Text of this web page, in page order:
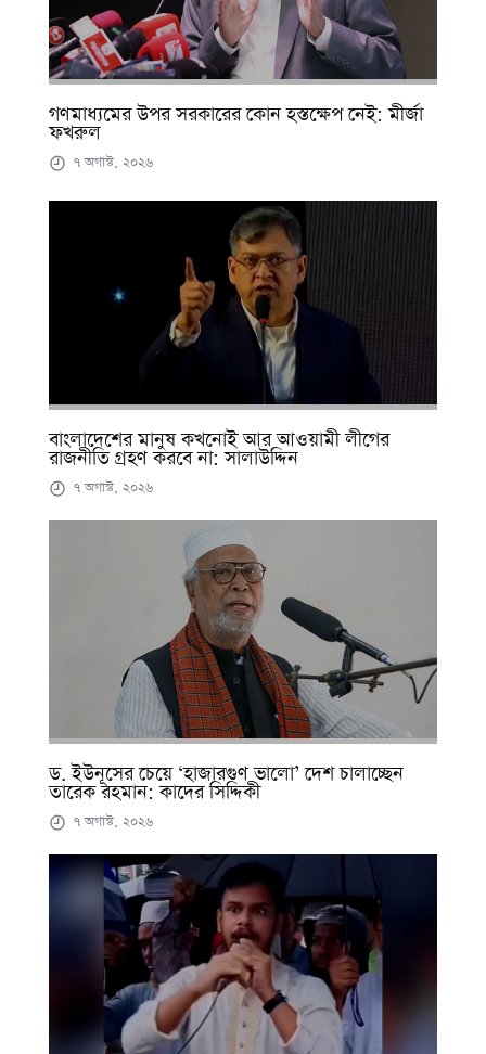
গণমাধ্যমের উপর সরকারের কোন হস্তক্ষেপ নেই: মীর্জা
ফখরুল
৭ অগাস্ট, ২০২৬
বাংলাদেশের মানুষ কখনোই আর আওয়ামী লীগের
রাজনীতি গ্রহণ করবে না: সালাউদ্দিন
৭ অগাস্ট, ২০২৬
ড. ইউনূসের চেয়ে ‘হাজারগুণ ভালো’ দেশ চালাচ্ছেন
তারেক রহমান: কাদের সিদ্দিকী
৭ অগাস্ট, ২০২৬